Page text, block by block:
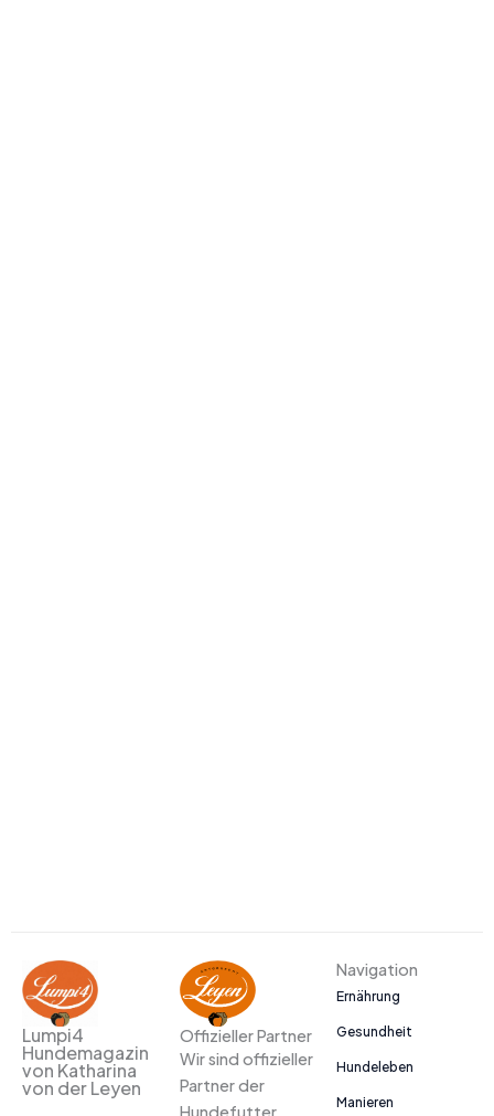
Lumpi4
Hundemagazin
von Katharina
von der Leyen
Offizieller Partner
Wir sind offizieller
Partner der
Navigation
Ernährung
Gesundheit
Hundeleben
Manieren